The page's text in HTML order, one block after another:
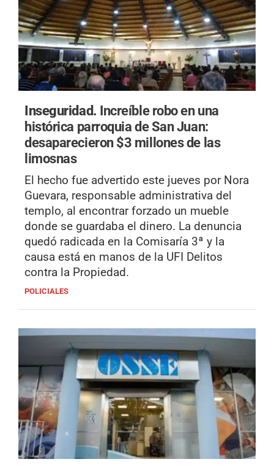
Inseguridad. Increíble robo en una
histórica parroquia de San Juan:
desaparecieron $3 millones de las
limosnas
El hecho fue advertido este jueves por Nora
Guevara, responsable administrativa del
templo, al encontrar forzado un mueble
donde se guardaba el dinero. La denuncia
quedó radicada en la Comisaría 3ª y la
causa está en manos de la UFI Delitos
contra la Propiedad.
POLICIALES